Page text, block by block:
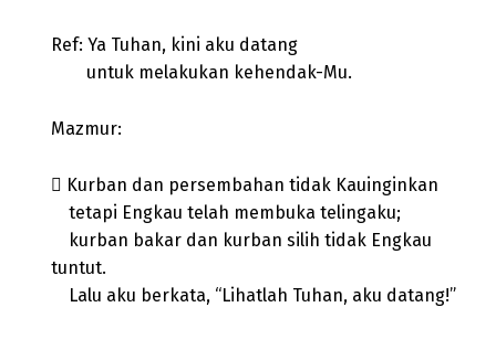
Ref: Ya Tuhan, kini aku datang
untuk melakukan kehendak-Mu.
Mazmur:
 Kurban dan persembahan tidak Kauinginkan
tetapi Engkau telah membuka telingaku;
kurban bakar dan kurban silih tidak Engkau
tuntut.
Lalu aku berkata, “Lihatlah Tuhan, aku datang!”